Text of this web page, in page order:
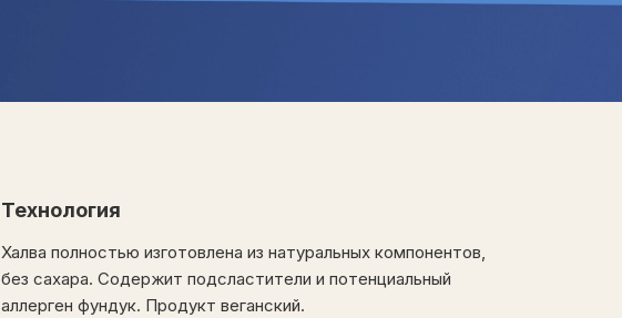
Технология
Халва полностью изготовлена ​​из натуральных компонентов,
без сахара. Содержит подсластители и потенциальный
аллерген фундук. Продукт веганский.